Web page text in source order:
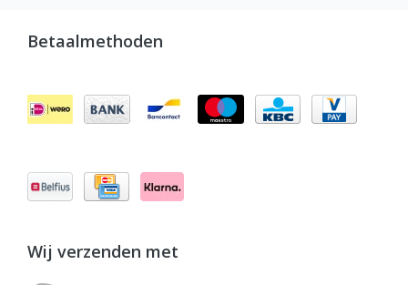
Betaalmethoden
Wij verzenden met